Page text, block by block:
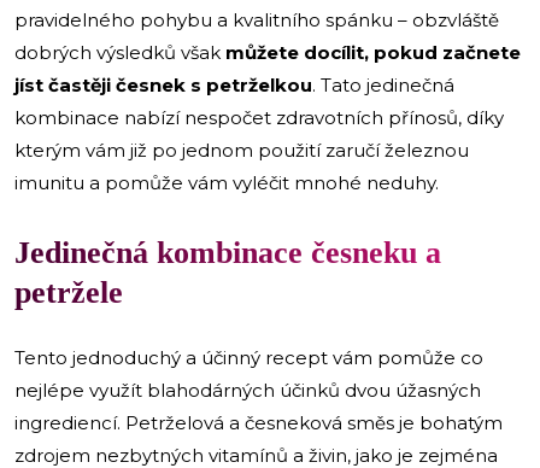
pravidelného pohybu a kvalitního spánku – obzvláště
dobrých výsledků však můžete docílit, pokud začnete
jíst častěji česnek s petrželkou. Tato jedinečná
kombinace nabízí nespočet zdravotních přínosů, díky
kterým vám již po jednom použití zaručí železnou
imunitu a pomůže vám vyléčit mnohé neduhy.
Jedinečná kombinace česneku a
petržele
Tento jednoduchý a účinný recept vám pomůže co
nejlépe využít blahodárných účinků dvou úžasných
ingrediencí. Petrželová a česneková směs je bohatým
zdrojem nezbytných vitamínů a živin, jako je zejména